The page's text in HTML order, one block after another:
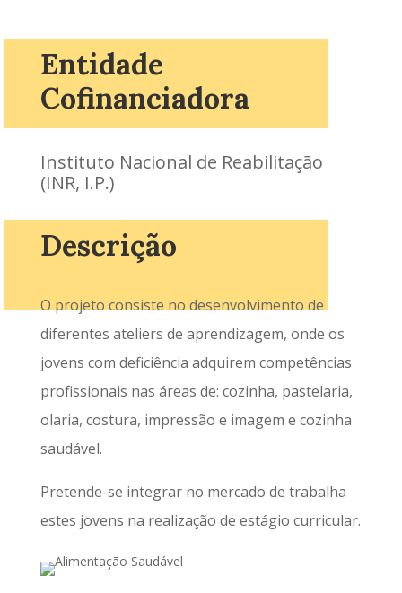
Entidade
Cofinanciadora
Instituto Nacional de Reabilitação
(INR, I.P.)
Descrição
O projeto consiste no desenvolvimento de
diferentes ateliers de aprendizagem, onde os
jovens com deficiência adquirem competências
profissionais nas áreas de: cozinha, pastelaria,
olaria, costura, impressão e imagem e cozinha
saudável.
Pretende-se integrar no mercado de trabalha
estes jovens na realização de estágio curricular.